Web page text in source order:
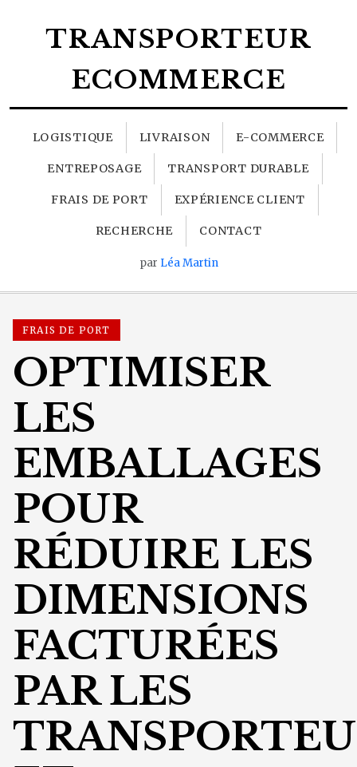
TRANSPORTEUR
ECOMMERCE
LOGISTIQUE LIVRAISON E-COMMERCE
ENTREPOSAGE TRANSPORT DURABLE
FRAIS DE PORT EXPÉRIENCE CLIENT
RECHERCHE CONTACT
par Léa Martin
FRAIS DE PORT
OPTIMISER
LES
EMBALLAGES
POUR
RÉDUIRE LES
DIMENSIONS
FACTURÉES
PAR LES